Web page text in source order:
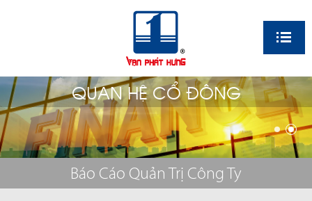
QUAN HỆ CỔ ĐÔNG
Báo Cáo Quản Trị Công Ty